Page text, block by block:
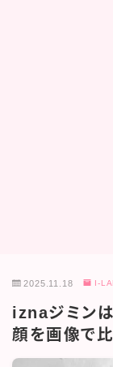
2025.11.18 I-
iznaジミン
顔を画像で比